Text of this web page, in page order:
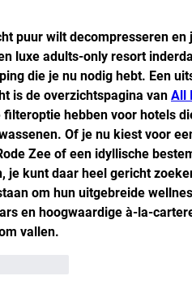
puur wilt decompresseren
luxe adults-only resort
die je nu nodig hebt. Een
is de overzichtspagina van All
filteroptie hebben voor hotels
Of je nu kiest voor
Zee of een idyllische
je kunt daar heel gericht
om hun uitgebreide
en hoogwaardige à-la-
vallen.